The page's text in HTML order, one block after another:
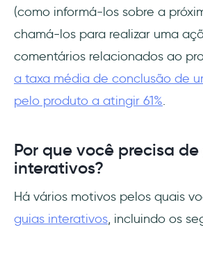
(como informá-los sobre a
chamá-los para realizar uma
comentários relacionados ao
a taxa média de conclusão de
pelo produto a atingir 61%.
Por que você precisa
interativos?
Há vários motivos pelos quais
guias interativos, incluindo os